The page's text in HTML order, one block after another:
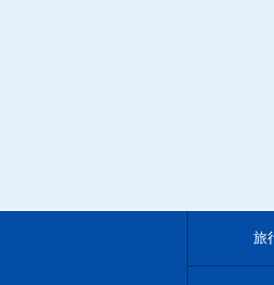
旅